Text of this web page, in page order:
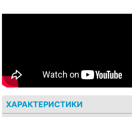
ХАРАКТЕРИСТИКИ